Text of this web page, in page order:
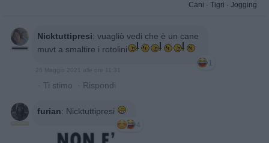
Cani · Tigri · Jogging
Nicktuttipresi: vuagliò vedi che è un cane
muvt a smaltire i rotolini
1
26 Maggio 2021 alle ore 11:31
· Ti stimo · Rispondi
furian: Nicktuttipresi
4